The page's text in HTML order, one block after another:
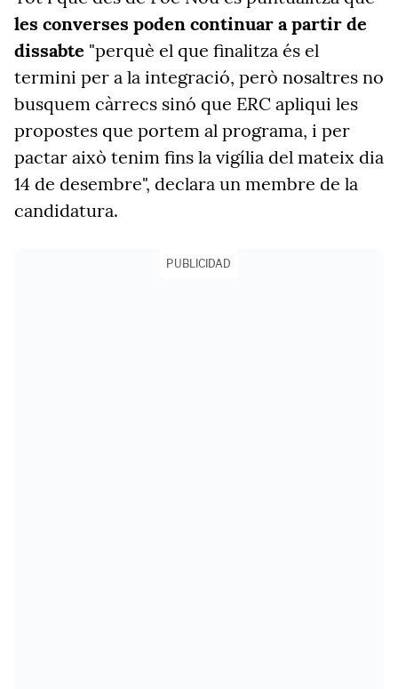
les converses poden continuar a partir de
dissabte "perquè el que finalitza és el
termini per a la integració, però nosaltres no
busquem càrrecs sinó que ERC apliqui les
propostes que portem al programa, i per
pactar això tenim fins la vigília del mateix dia
14 de desembre", declara un membre de la
candidatura.
PUBLICIDAD